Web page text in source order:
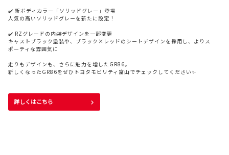
✔️ 新ボディカラー「ソリッドグレー」登場
人気の高いソリッドグレーを新たに設定！
✔️ RZグレードの内装デザインを一部変更
キャストブラック塗装や、ブラック×レッドのシートデザインを採用し、よりス
ポーティな雰囲気に
走りもデザインも、さらに魅力を増したGR86。
新しくなったGR86をぜひトヨタモビリティ富山でチェックしてください✨
詳しくはこちら